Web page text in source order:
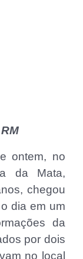
ontem, no
da Mata,
chegou
dia em um
da
por dois
no local